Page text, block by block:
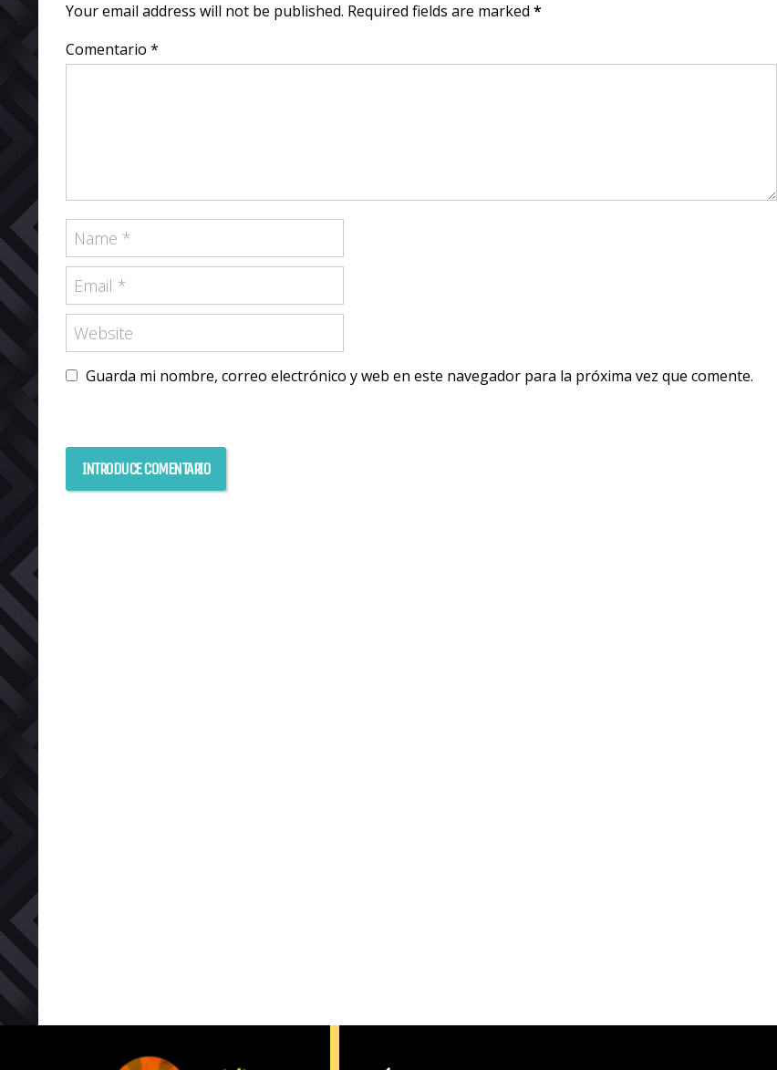
Your email address will not be published. Required fields are marked *
Comentario *
Guarda mi nombre, correo electrónico y web en este navegador para la próxima vez que comente.